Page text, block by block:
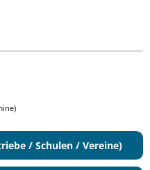
/ Schulen / Vereine)